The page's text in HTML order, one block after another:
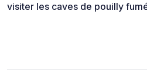
visiter les caves de pouilly